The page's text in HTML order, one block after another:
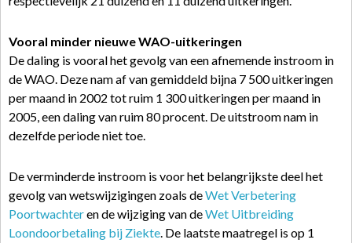
Vooral minder nieuwe WAO-uitkeringen
De daling is vooral het gevolg van een afnemende instroom in
de WAO. Deze nam af van gemiddeld bijna 7 500 uitkeringen
per maand in 2002 tot ruim 1 300 uitkeringen per maand in
2005, een daling van ruim 80 procent. De uitstroom nam in
dezelfde periode niet toe.
De verminderde instroom is voor het belangrijkste deel het
gevolg van wetswijzigingen zoals deWet Verbetering
Poortwachteren de wijziging van deWet Uitbreiding
Loondoorbetaling bij Ziekte. De laatste maatregel is op 1